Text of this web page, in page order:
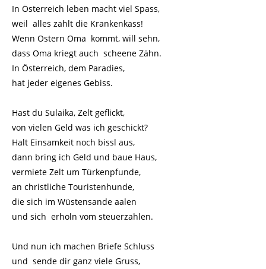
In Österreich leben macht viel Spass,
weil alles zahlt die Krankenkass!
Wenn Ostern Oma kommt, will sehn,
dass Oma kriegt auch scheene Zähn.
In Österreich, dem Paradies,
hat jeder eigenes Gebiss.
Hast du Sulaika, Zelt geflickt,
von vielen Geld was ich geschickt?
Halt Einsamkeit noch bissl aus,
dann bring ich Geld und baue Haus,
vermiete Zelt um Türkenpfunde,
an christliche Touristenhunde,
die sich im Wüstensande aalen
und sich erholn vom steuerzahlen.
Und nun ich machen Briefe Schluss
und sende dir ganz viele Gruss,